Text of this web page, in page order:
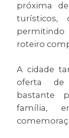
próxima
turísticos,
roteiro
A cidade
oferta de
bastante
família,